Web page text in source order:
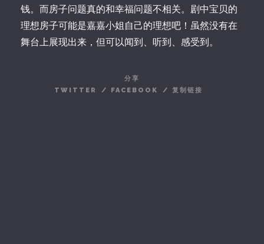
钱。而房子问题真的和幸福问题不相关。剧中宝贝的
理想房子可能是嘉嘉小姐自己的理想吧！虽然没有在
舞台上展现出来，但可以闻到、听到、感受到。
分享
TWITTER
/ FACEBOOK / 复制链接